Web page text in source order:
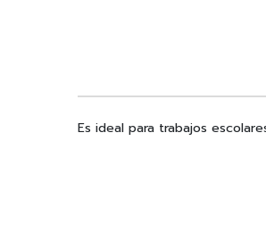
Es ideal para trabajos